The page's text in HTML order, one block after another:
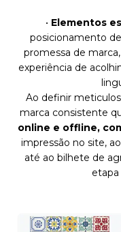
• Elementos
posicionamento
promessa de
experiência de
Ao definir
marca consistente
online e offline,
impressão no site,
até ao bilhete de
etapa